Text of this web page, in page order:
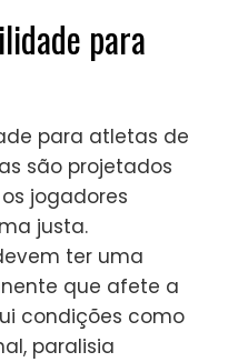
para
para atletas de
são projetados
jogadores
justa.
ter uma
que afete a
condições como
paralisia